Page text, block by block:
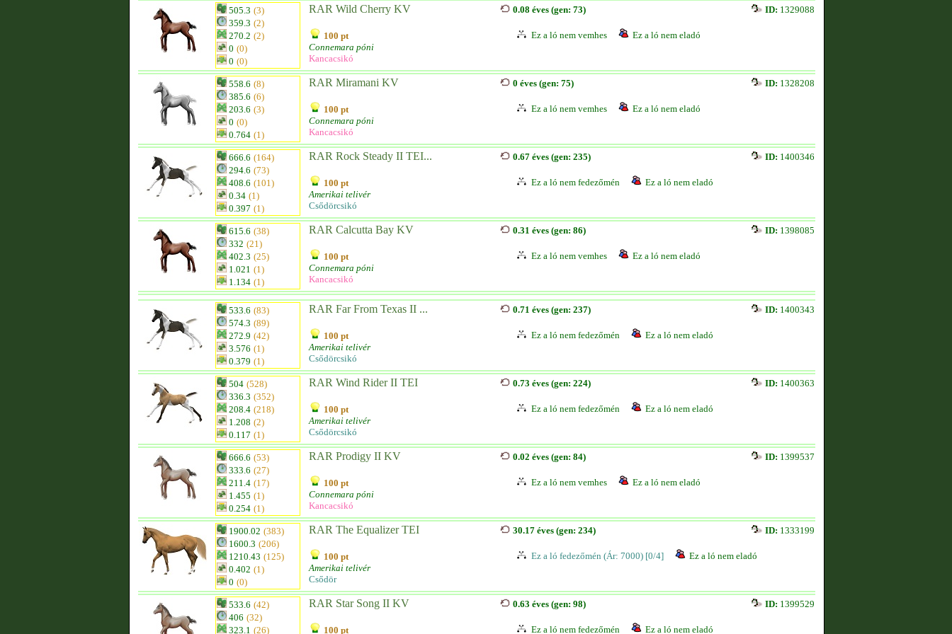
505.3 (3)
359.3 (2)
270.2 (2)
0 (0)
0 (0)
RAR Wild Cherry KV
100 pt
Connemara póni
Kancacsikó
0.08 éves (gen: 73) ID: 1329088
Ez a ló nem vemhes Ez a ló nem eladó
558.6 (8)
385.6 (6)
203.6 (3)
0 (0)
0.764 (1)
RAR Miramani KV
100 pt
Connemara póni
Kancacsikó
0 éves (gen: 75) ID: 1328208
Ez a ló nem vemhes Ez a ló nem eladó
666.6 (164)
294.6 (73)
408.6 (101)
0.34 (1)
0.397 (1)
RAR Rock Steady II TEI...
100 pt
Amerikai telivér
Csődörcsikó
0.67 éves (gen: 235) ID: 1400346
Ez a ló nem fedezőmén Ez a ló nem eladó
615.6 (38)
332 (21)
402.3 (25)
1.021 (1)
1.134 (1)
RAR Calcutta Bay KV
100 pt
Connemara póni
Kancacsikó
0.31 éves (gen: 86) ID: 1398085
Ez a ló nem vemhes Ez a ló nem eladó
533.6 (83)
574.3 (89)
272.9 (42)
3.576 (1)
0.379 (1)
RAR Far From Texas II ...
100 pt
Amerikai telivér
Csődörcsikó
0.71 éves (gen: 237) ID: 1400343
Ez a ló nem fedezőmén Ez a ló nem eladó
504 (528)
336.3 (352)
208.4 (218)
1.208 (2)
0.117 (1)
RAR Wind Rider II TEI
100 pt
Amerikai telivér
Csődörcsikó
0.73 éves (gen: 224) ID: 1400363
Ez a ló nem fedezőmén Ez a ló nem eladó
666.6 (53)
333.6 (27)
211.4 (17)
1.455 (1)
0.254 (1)
RAR Prodigy II KV
100 pt
Connemara póni
Kancacsikó
0.02 éves (gen: 84) ID: 1399537
Ez a ló nem vemhes Ez a ló nem eladó
1900.02 (383)
1600.3 (206)
1210.43 (125)
0.402 (1)
0 (0)
RAR The Equalizer TEI
100 pt
Amerikai telivér
Csődör
30.17 éves (gen: 234) ID: 1333199
Ez a ló fedezőmén (Ár: 7000) [0/4] Ez a ló nem eladó
533.6 (42)
406 (32)
323.1 (26)
RAR Star Song II KV
100 pt
0.63 éves (gen: 98) ID: 1399529
Ez a ló nem fedezőmén Ez a ló nem eladó